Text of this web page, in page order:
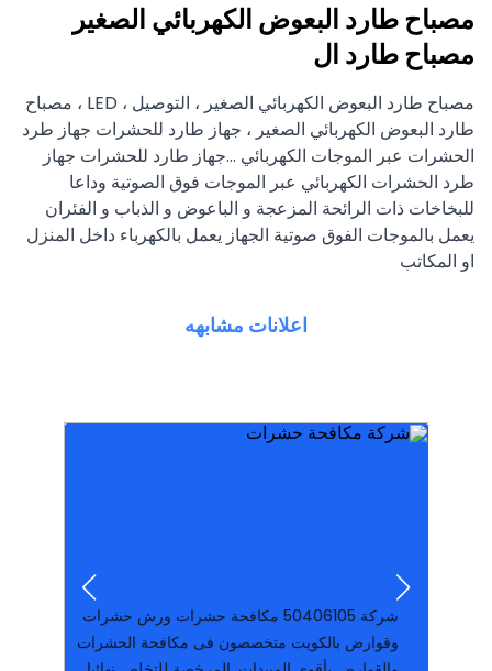
مصباح طارد البعوض الكهربائي الصغير
مصباح طارد ال
مصباح طارد البعوض الكهربائي الصغير ، التوصيل ، LED ، مصباح
طارد البعوض الكهربائي الصغير ، جهاز طارد للحشرات جهاز طرد
الحشرات عبر الموجات الكهربائي ...جهاز طارد للحشرات جهاز
طرد الحشرات الكهربائي عبر الموجات فوق الصوتية وداعا
للبخاخات ذات الرائحة المزعجة و الباعوض و الذباب و الفئران
يعمل بالموجات الفوق صوتية الجهاز يعمل بالكهرباء داخل المنزل
او المكاتب
اعلانات مشابهه
وقوارض بالكويت متخصصون فى مكافحة الحشرات
المبيدات ولدينا موظفون مدربون هات
شركة ‪50406105‬ مكافحة حشرات ورش حشرات
وقوارض بالكويت متخصصون فى مكافحة الحشرات